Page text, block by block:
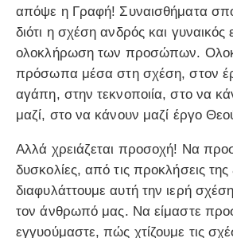
απόψε η Γραφή! Συναισθήματα
διότι η σχέση ανδρός και γυναικός
ολοκλήρωση των προσώπων.
πρόσωπα μέσα στη σχέση, στον
αγάπη, στην τεκνοποιία, στο να
μαζί, στο να κάνουν μαζί έργο
Αλλά χρειάζεται προσοχή! Να
δυσκολίες, από τις προκλήσεις
διαφυλάττουμε αυτή την ιερή
τον άνθρωπό μας. Να είμαστε
εγγυούμαστε, πώς χτίζουμε τις